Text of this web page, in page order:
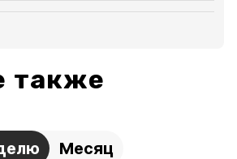
также
Месяц